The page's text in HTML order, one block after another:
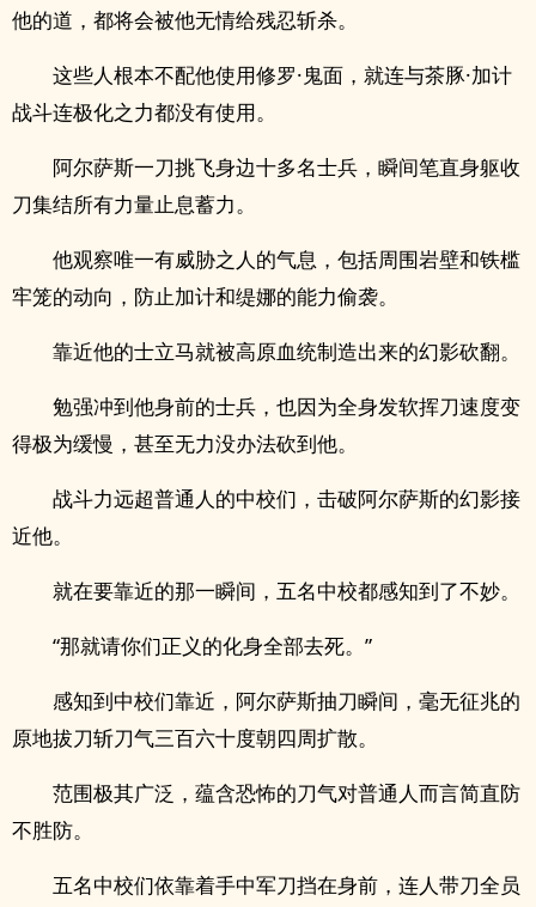
他的道，都将会被他无情给残忍斩杀。
这些人根本不配他使用修罗·鬼面，就连与茶豚·加计
战斗连极化之力都没有使用。
阿尔萨斯一刀挑飞身边十多名士兵，瞬间笔直身躯收
刀集结所有力量止息蓄力。
他观察唯一有威胁之人的气息，包括周围岩壁和铁槛
牢笼的动向，防止加计和缇娜的能力偷袭。
靠近他的士立马就被高原血统制造出来的幻影砍翻。
勉强冲到他身前的士兵，也因为全身发软挥刀速度变
得极为缓慢，甚至无力没办法砍到他。
战斗力远超普通人的中校们，击破阿尔萨斯的幻影接
近他。
就在要靠近的那一瞬间，五名中校都感知到了不妙。
“那就请你们正义的化身全部去死。”
感知到中校们靠近，阿尔萨斯抽刀瞬间，毫无征兆的
原地拔刀斩刀气三百六十度朝四周扩散。
范围极其广泛，蕴含恐怖的刀气对普通人而言简直防
不胜防。
五名中校们依靠着手中军刀挡在身前，连人带刀全员